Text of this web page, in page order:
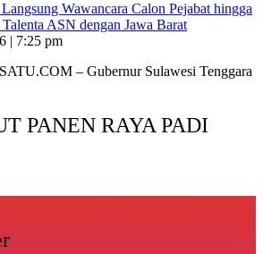
Wawancara Calon Pejabat hingga
ASN dengan Jawa Barat
| 7:25 pm
– Gubernur Sulawesi Tenggara
PANEN RAYA PADI